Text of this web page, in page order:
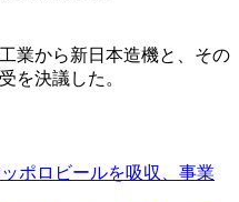
業から新日本造機と、その
を決議した。